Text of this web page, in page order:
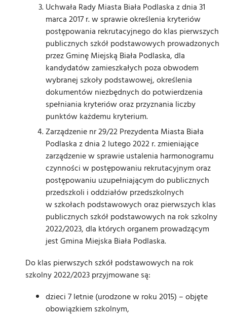
Uchwała Rady Miasta Biała Podlaska z dnia 31
marca 2017 r. w sprawie określenia kryteriów
postępowania rekrutacyjnego do klas pierwszych
publicznych szkół podstawowych prowadzonych
przez Gminę Miejską Biała Podlaska, dla
kandydatów zamieszkałych poza obwodem
wybranej szkoły podstawowej, określenia
dokumentów niezbędnych do potwierdzenia
spełniania kryteriów oraz przyznania liczby
punktów każdemu kryterium.
Zarządzenie nr 29/22 Prezydenta Miasta Biała
Podlaska z dnia 2 lutego 2022 r. zmieniające
zarządzenie w sprawie ustalenia harmonogramu
czynności w postępowaniu rekrutacyjnym oraz
postępowaniu uzupełniającym do publicznych
przedszkoli i oddziałów przedszkolnych
w szkołach podstawowych oraz pierwszych klas
publicznych szkół podstawowych na rok szkolny
2022/2023, dla których organem prowadzącym
jest Gmina Miejska Biała Podlaska.
Do klas pierwszych szkół podstawowych na rok
szkolny 2022/2023 przyjmowane są:
dzieci 7 letnie (urodzone w roku 2015) – objęte
obowiązkiem szkolnym,